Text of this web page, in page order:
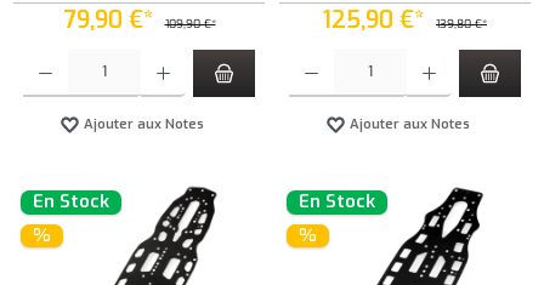
79,90 €* 109,90 €*
Ajouter aux Notes
125,90 €* 139,80 €*
Ajouter aux Notes
En Stock
%
En Stock
%